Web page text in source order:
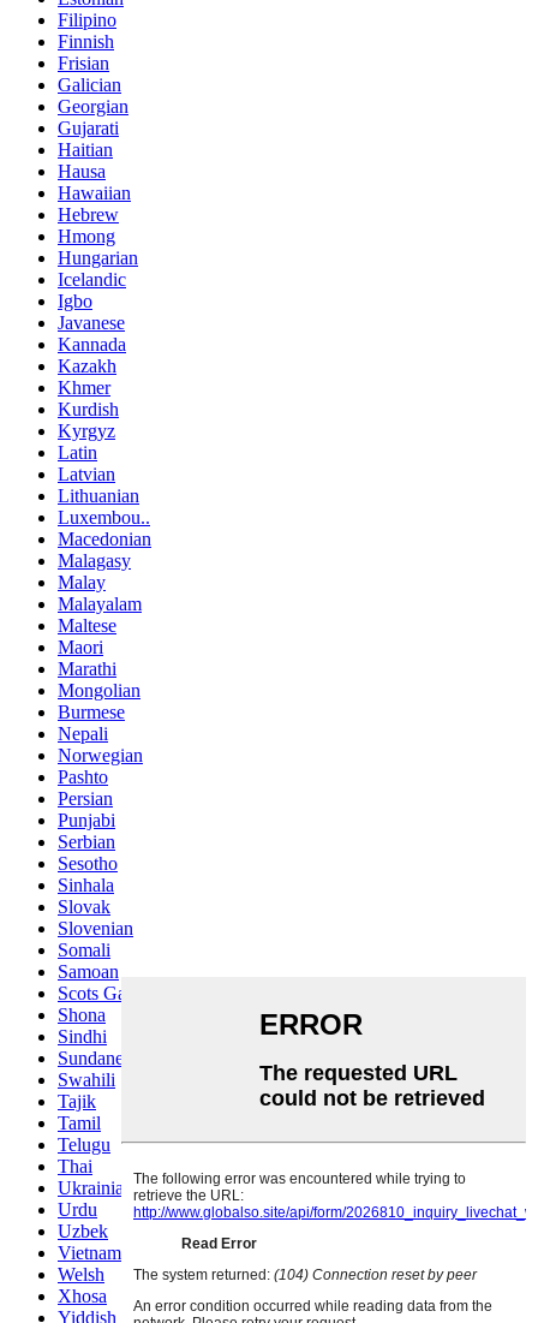
Filipino
Finnish
Frisian
Galician
Georgian
Gujarati
Haitian
Hausa
Hawaiian
Hebrew
Hmong
Hungarian
Icelandic
Igbo
Javanese
Kannada
Kazakh
Khmer
Kurdish
Kyrgyz
Latin
Latvian
Lithuanian
Luxembou..
Macedonian
Malagasy
Malay
Malayalam
Maltese
Maori
Marathi
Mongolian
Burmese
Nepali
Norwegian
Pashto
Persian
Punjabi
Serbian
Sesotho
Sinhala
Slovak
Slovenian
Somali
Samoan
Scots Gaelic
Shona
Sindhi
Sundanese
Swahili
Tajik
Tamil
Telugu
Thai
Ukrainian
Urdu
Uzbek
Vietnamese
Welsh
Xhosa
Yiddish